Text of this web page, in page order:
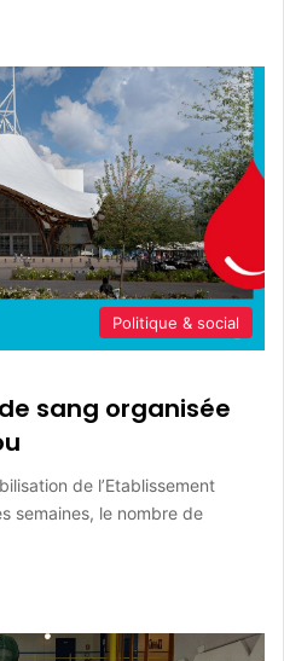
Politique & social
sang organisée
de l’Etablissement
semaines, le nombre de